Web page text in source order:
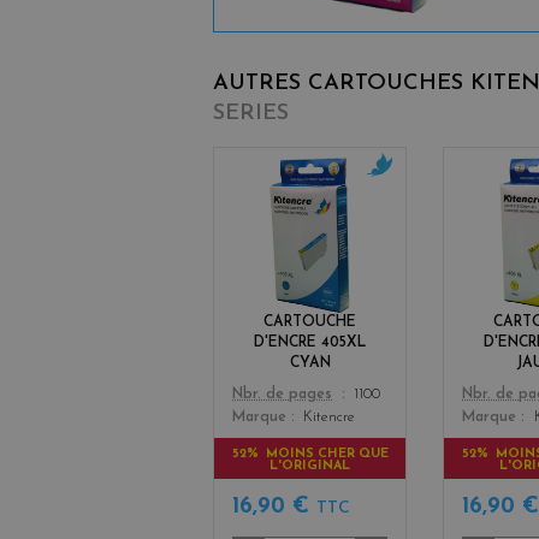
AUTRES CARTOUCHES
SERIES
CARTOUCHE
D'ENCRE 405XL
CYAN
Color
Nbr. de pages
1100
Marque
Kitencre
52% MOINS CHER QUE
L'ORIGINAL
16,90 € TTC
Color
Nbr. de
Marque
52%
16,90 €